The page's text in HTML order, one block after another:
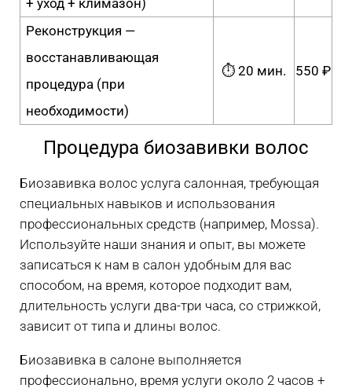
+ уход + климазон)
Реконструкция —
восстанавливающая
процедура (при
необходимости)
⏱ 20 мин. 550 ₽
Процедура биозавивки волос
Биозавивка волос услуга салонная, требующая
специальных навыков и использования
профессиональных средств (например, Mossa).
Используйте наши знания и опыт, вы можете
записаться к нам в салон удобным для вас
способом, на время, которое подходит вам,
длительность услуги два-три часа, со стрижкой,
зависит от типа и длины волос.
Биозавивка в салоне выполняется
профессионально, время услуги около 2 часов +